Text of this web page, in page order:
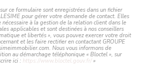
ce formulaire sont enregistrées dans un fichier
pour gérer votre demande de contact. Elles
nécessaire à la gestion de la relation client dans le
applicables et sont destinées à nos conseillers
et libertés », vous pouvez exercer votre droit
et les faire rectifier en contactant GROUPE
Nous vous informons de
au démarchage téléphonique « Bloctel », sur
ici : https://www.bloctel.gouv.fr/»